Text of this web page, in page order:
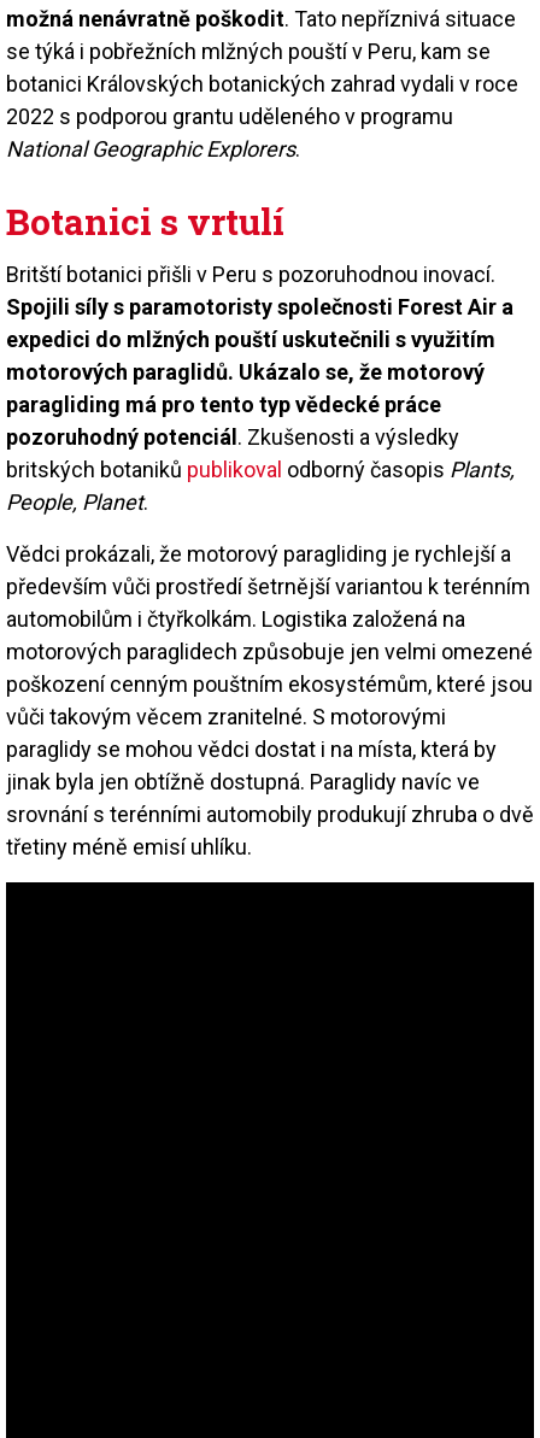
možná nenávratně poškodit. Tato nepříznivá situace
se týká i pobřežních mlžných pouští v Peru, kam se
botanici Královských botanických zahrad vydali v roce
2022 s podporou grantu uděleného v programu
National Geographic Explorers.
Botanici s vrtulí
Britští botanici přišli v Peru s pozoruhodnou inovací.
Spojili síly s paramotoristy společnosti Forest Air a
expedici do mlžných pouští uskutečnili s využitím
motorových paraglidů. Ukázalo se, že motorový
paragliding má pro tento typ vědecké práce
pozoruhodný potenciál. Zkušenosti a výsledky
britských botaniků publikoval odborný časopis Plants,
People, Planet.
Vědci prokázali, že motorový paragliding je rychlejší a
především vůči prostředí šetrnější variantou k terénním
automobilům i čtyřkolkám. Logistika založená na
motorových paraglidech způsobuje jen velmi omezené
poškození cenným pouštním ekosystémům, které jsou
vůči takovým věcem zranitelné. S motorovými
paraglidy se mohou vědci dostat i na místa, která by
jinak byla jen obtížně dostupná. Paraglidy navíc ve
srovnání s terénními automobily produkují zhruba o dvě
třetiny méně emisí uhlíku.